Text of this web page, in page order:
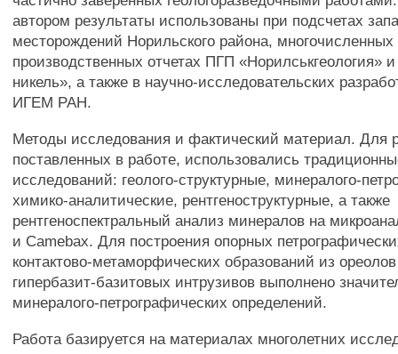
автором результаты использованы при подсчетах
месторождений Норильского района, многочисленных
производственных отчетах ПГП «Норилськгеология»
никель», а также в научно-исследовательских
ИГЕМ РАН.
Методы исследования и фактический материал. Для
поставленных в работе, использовались
исследований: геолого-структурные, минералого-
химико-аналитические, рентгеноструктурные, а также
рентгеноспектральный анализ минералов на
и Camebax. Для построения опорных
контактово-метаморфических образований из
гипербазит-базитовых интрузивов выполнено
минералого-петрографических определений.
Работа базируется на материалах многолетних